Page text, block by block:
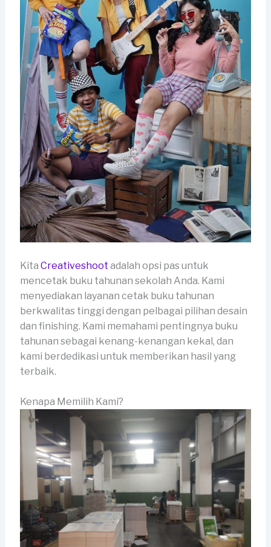
Kita Creativeshoot adalah opsi pas untuk
mencetak buku tahunan sekolah Anda. Kami
menyediakan layanan cetak buku tahunan
berkwalitas tinggi dengan pelbagai pilihan desain
dan finishing. Kami memahami pentingnya buku
tahunan sebagai kenang-kenangan kekal, dan
kami berdedikasi untuk memberikan hasil yang
terbaik.
Kenapa Memilih Kami?